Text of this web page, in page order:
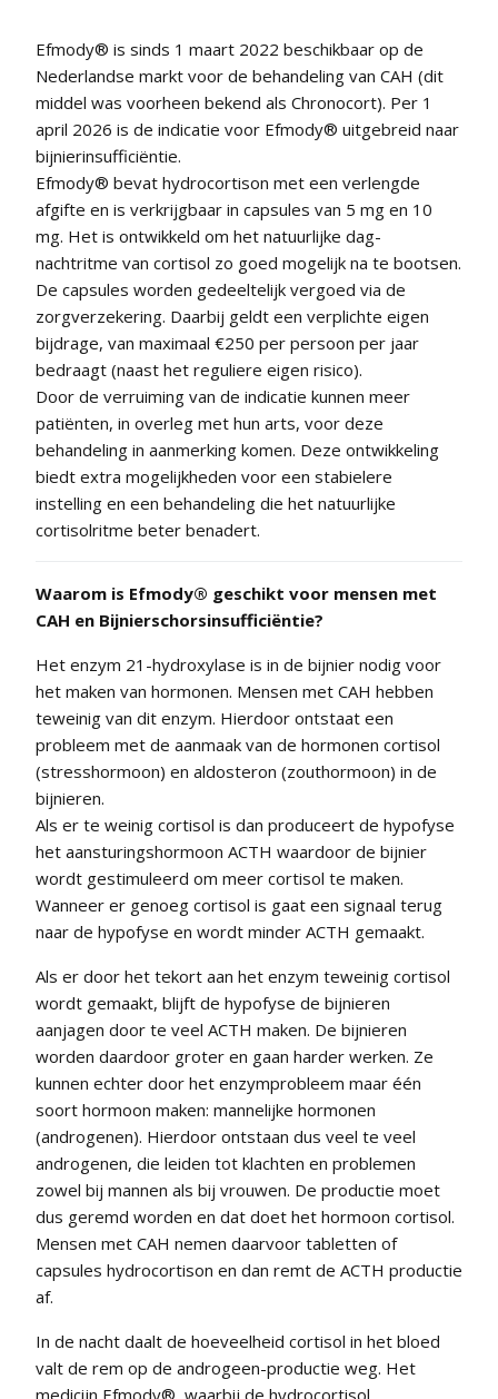
Efmody® is sinds 1 maart 2022 beschikbaar op de
Nederlandse markt voor de behandeling van CAH (dit
middel was voorheen bekend als Chronocort). Per 1
april 2026 is de indicatie voor Efmody® uitgebreid naar
bijnierinsufficiëntie.
Efmody® bevat hydrocortison met een verlengde
afgifte en is verkrijgbaar in capsules van 5 mg en 10
mg. Het is ontwikkeld om het natuurlijke dag-
nachtritme van cortisol zo goed mogelijk na te bootsen.
De capsules worden gedeeltelijk vergoed via de
zorgverzekering. Daarbij geldt een verplichte eigen
bijdrage, van maximaal €250 per persoon per jaar
bedraagt (naast het reguliere eigen risico).
Door de verruiming van de indicatie kunnen meer
patiënten, in overleg met hun arts, voor deze
behandeling in aanmerking komen. Deze ontwikkeling
biedt extra mogelijkheden voor een stabielere
instelling en een behandeling die het natuurlijke
cortisolritme beter benadert.
Waarom is Efmody® geschikt voor mensen met
CAH en Bijnierschorsinsufficiëntie?
Het enzym 21-hydroxylase is in de bijnier nodig voor
het maken van hormonen. Mensen met CAH hebben
teweinig van dit enzym. Hierdoor ontstaat een
probleem met de aanmaak van de hormonen cortisol
(stresshormoon) en aldosteron (zouthormoon) in de
bijnieren.
Als er te weinig cortisol is dan produceert de hypofyse
het aansturingshormoon ACTH waardoor de bijnier
wordt gestimuleerd om meer cortisol te maken.
Wanneer er genoeg cortisol is gaat een signaal terug
naar de hypofyse en wordt minder ACTH gemaakt.
Als er door het tekort aan het enzym teweinig cortisol
wordt gemaakt, blijft de hypofyse de bijnieren
aanjagen door te veel ACTH maken. De bijnieren
worden daardoor groter en gaan harder werken. Ze
kunnen echter door het enzymprobleem maar één
soort hormoon maken: mannelijke hormonen
(androgenen). Hierdoor ontstaan dus veel te veel
androgenen, die leiden tot klachten en problemen
zowel bij mannen als bij vrouwen. De productie moet
dus geremd worden en dat doet het hormoon cortisol.
Mensen met CAH nemen daarvoor tabletten of
capsules hydrocortison en dan remt de ACTH productie
af.
In de nacht daalt de hoeveelheid cortisol in het bloed
valt de rem op de androgeen-productie weg. Het
medicijn Efmody®, waarbij de hydrocortisol